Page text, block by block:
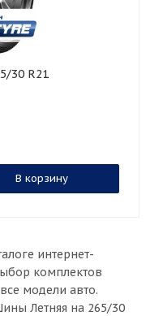
В корзину
интернет-
комплектов
модели авто.
Летняя на 265/30